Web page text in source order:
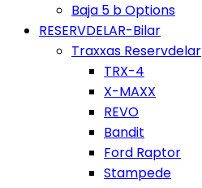
Baja 5 b Options
RESERVDELAR-Bilar
Traxxas Reservdelar
TRX-4
X-MAXX
REVO
Bandit
Ford Raptor
Stampede